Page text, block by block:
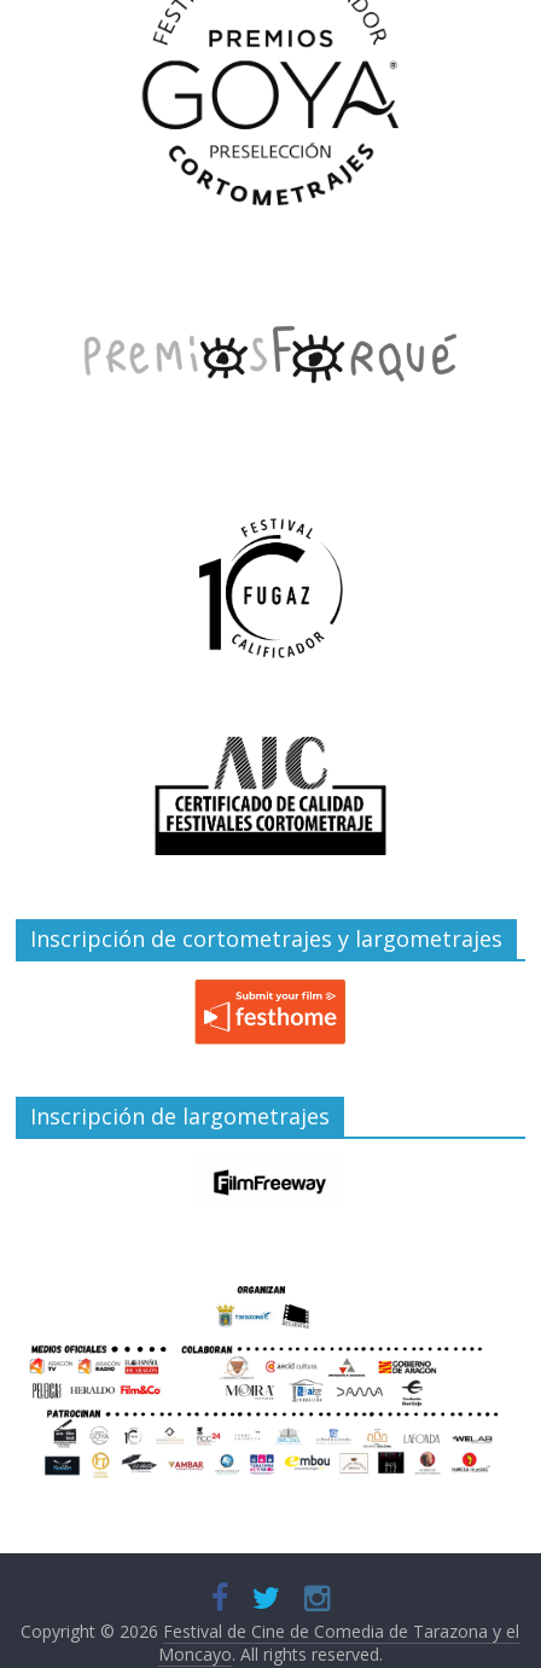
Inscripción de cortometrajes y largometrajes
Inscripción de largometrajes
Copyright © 2026 Festival de Cine de Comedia de Tarazona y el
Moncayo. All rights reserved.